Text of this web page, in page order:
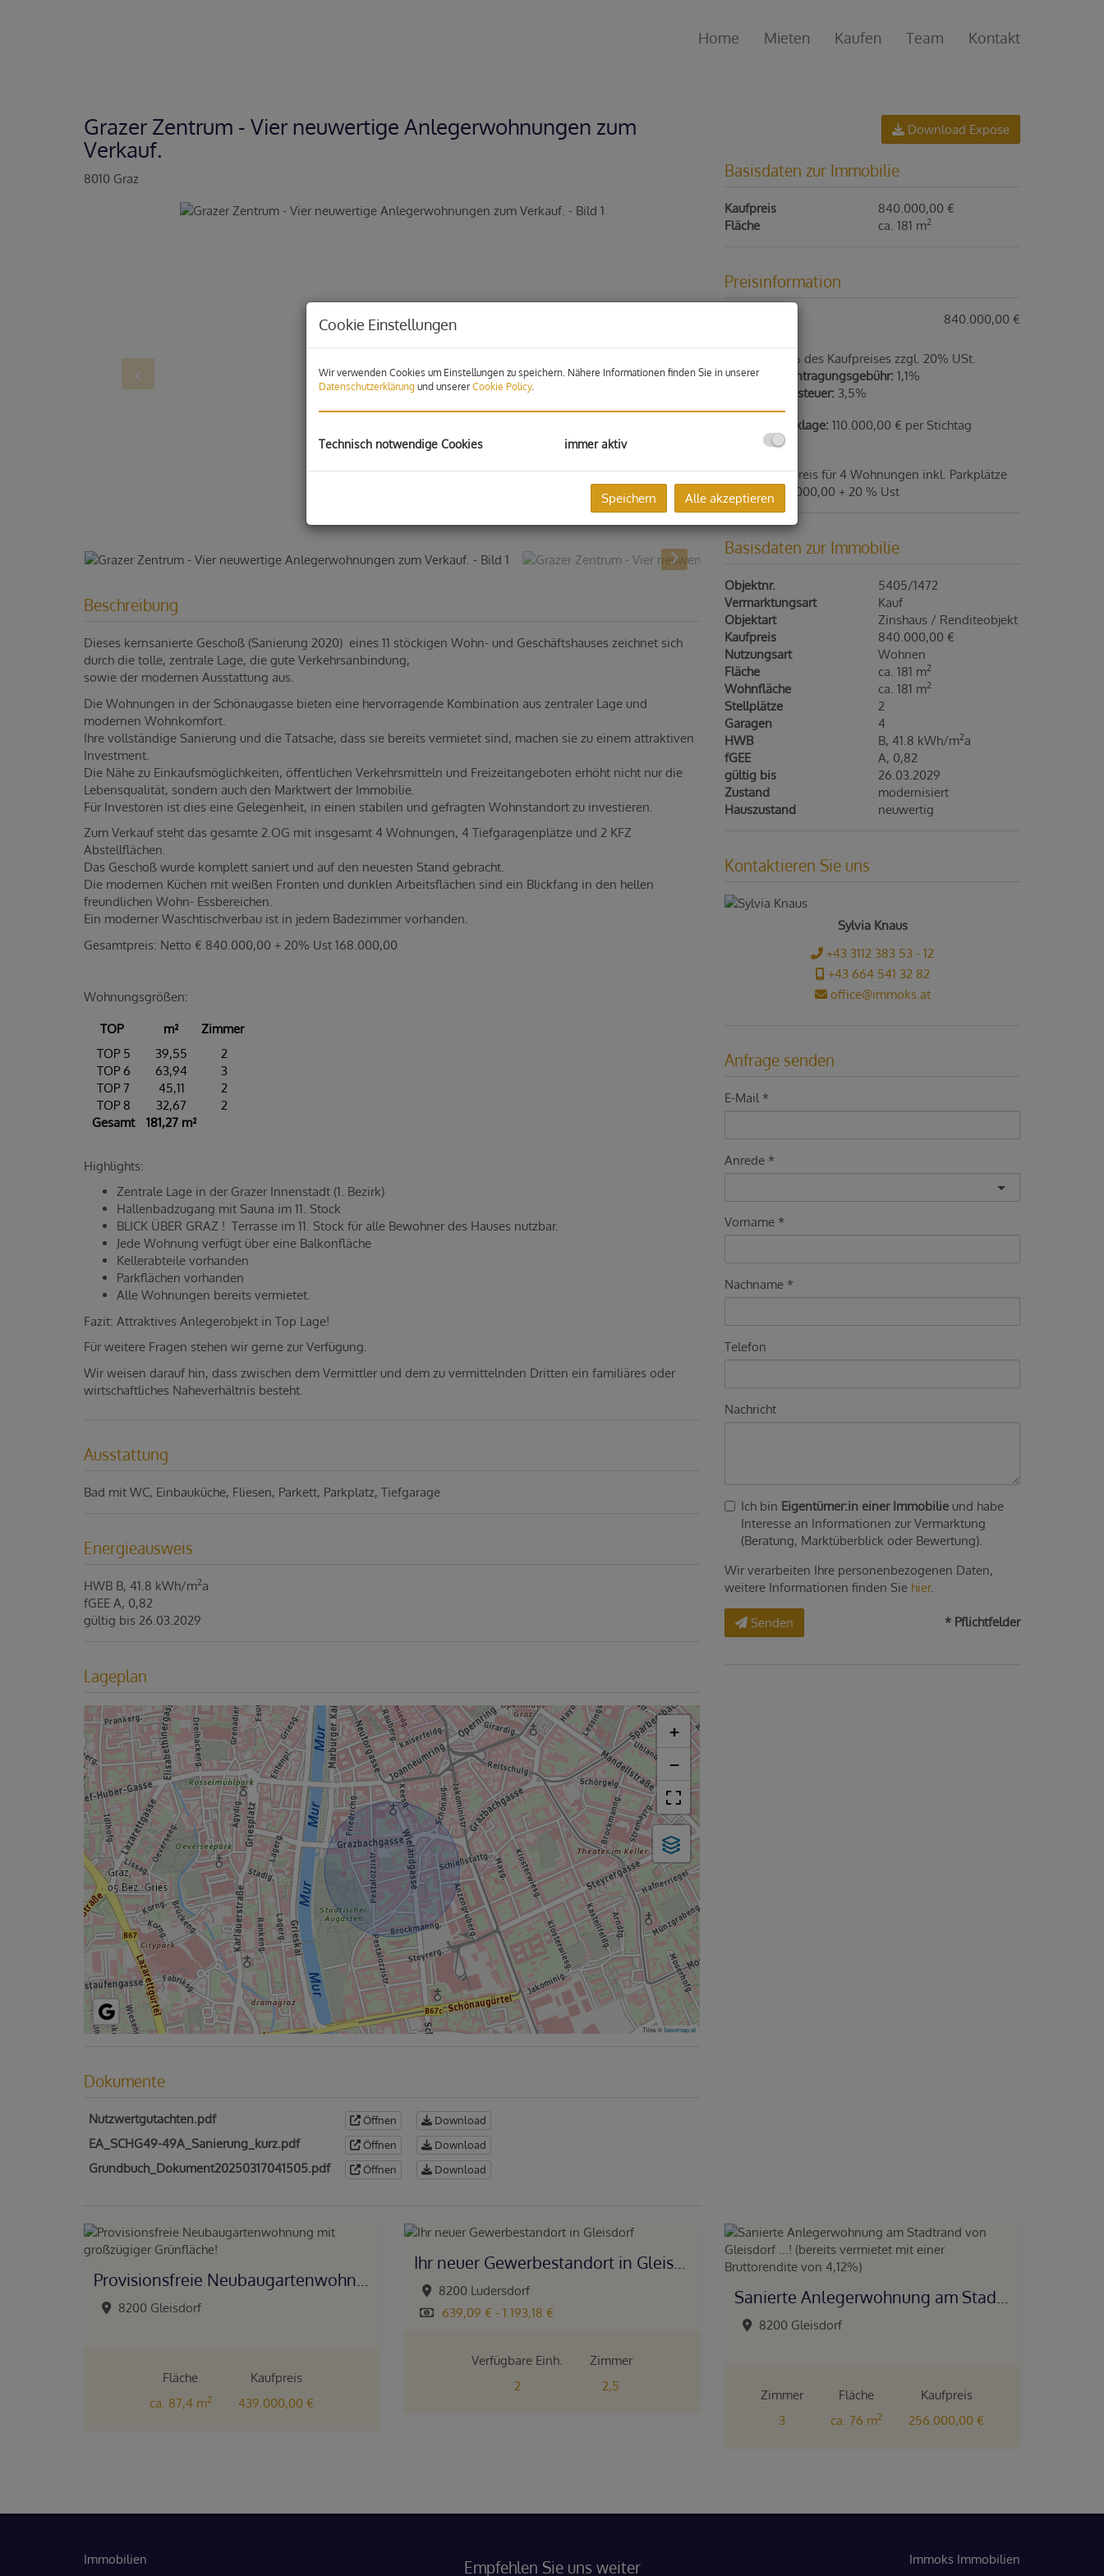
Home Mieten Kaufen Team Kontakt
Grazer Zentrum - Vier neuwertige Anlegerwohnungen zum
Verkauf.
8010 Graz
Beschreibung
Dieses kernsanierte Geschoß (Sanierung 2020) eines 11 stöckigen Wohn- und Geschäftshauses zeichnet sich
durch die tolle, zentrale Lage, die gute Verkehrsanbindung,
sowie der modernen Ausstattung aus.
Die Wohnungen in der Schönaugasse bieten eine hervorragende Kombination aus zentraler Lage und
modernen Wohnkomfort.
Ihre vollständige Sanierung und die Tatsache, dass sie bereits vermietet sind, machen sie zu einem attraktiven
Investment.
Die Nähe zu Einkaufsmöglichkeiten, öffentlichen Verkehrsmitteln und Freizeitangeboten erhöht nicht nur die
Lebensqualität, sondern auch den Marktwert der Immobilie.
Für Investoren ist dies eine Gelegenheit, in einen stabilen und gefragten Wohnstandort zu investieren.
Zum Verkauf steht das gesamte 2.OG mit insgesamt 4 Wohnungen, 4 Tiefgaragenplätze und 2 KFZ
Abstellflächen.
Das Geschoß wurde komplett saniert und auf den neuesten Stand gebracht.
Die modernen Küchen mit weißen Fronten und dunklen Arbeitsflächen sind ein Blickfang in den hellen
freundlichen Wohn- Essbereichen.
Ein moderner Waschtischverbau ist in jedem Badezimmer vorhanden.
Gesamtpreis: Netto € 840.000,00 + 20% Ust 168.000,00
Wohnungsgrößen:
TOP m²
Zimmer
TOP 5
39,55
2
TOP 6
63,94
3
TOP 7
45,11
2
TOP 8
32,67
2
Gesamt
181,27 m²
Highlights:
Zentrale Lage in der Grazer Innenstadt (1. Bezirk)
Hallenbadzugang mit Sauna im 11. Stock
BLICK ÜBER GRAZ ! Terrasse im 11. Stock für alle Bewohner des Hauses nutzbar.
Jede Wohnung verfügt über eine Balkonfläche
Kellerabteile vorhanden
Parkflächen vorhanden
Alle Wohnungen bereits vermietet.
Fazit: Attraktives Anlegerobjekt in Top Lage!
Für weitere Fragen stehen wir gerne zur Verfügung.
Wir weisen darauf hin, dass zwischen dem Vermittler und dem zu vermittelnden Dritten ein familiäres oder
wirtschaftliches Naheverhältnis besteht.
Ausstattung
Bad mit WC Einbauküche Fliesen Parkett Parkplatz Tiefgarage
Energieausweis
HWB B, 41.8 kWh/m2a
fGEE A, 0,82
gültig bis 26.03.2029
Lageplan
+
−
Tiles ©basemap.at
Dokumente
Nutzwertgutachten.pdf Öffnen Download
EA_SCHG49-49A_Sanierung_kurz.pdf Öffnen Download
Grundbuch_Dokument20250317041505.pdf Öffnen Download
Download Expose
Basisdaten zur Immobilie
Kaufpreis
840.000,00 €
Fläche
ca. 181 m2
Preisinformation
840.000,00 €
3% des Kaufpreises zzgl. 20% USt.
Grundbucheintragungsgebühr: 1,1%
Grunderwerbsteuer: 3,5%
Reparaturrücklage: 110.000,00 € per Stichtag
31.12.2024
Gesamtkaufpreis für 4 Wohnungen inkl. Parkplätze
Netto € 840.000,00 + 20 % Ust
Basisdaten zur Immobilie
Objektnr.
5405/1472
Vermarktungsart
Kauf
Objektart
Zinshaus / Renditeobjekt
Kaufpreis
840.000,00 €
Nutzungsart
Wohnen
Fläche
ca. 181 m2
Wohnfläche ca. 181 m2
Stellplätze
2
Garagen
4
HWB
B, 41.8 kWh/m2a
fGEE
A, 0,82
gültig bis
26.03.2029
Zustand
modernisiert
Hauszustand
neuwertig
Kontaktieren Sie uns
Sylvia Knaus
+43 3112 383 53 - 12
+43 664 541 32 82
office@immoks.at
Anfrage senden
E-Mail
Anrede
Vorname
Nachname
Telefon
Nachricht
Ich bin Eigentümer:in einer Immobilie und habe
Interesse an Informationen zur Vermarktung
(Beratung, Marktüberblick oder Bewertung).
Wir verarbeiten Ihre personenbezogenen Daten,
weitere Informationen finden Sie hier.
Senden * Pflichtfelder
8200 Gleisdorf
Fläche
ca. 87,4 m2
Kaufpreis
439.000,00 €
8200 Ludersdorf
639,09 € - 1.193,18 €
Verfügbare Einh.
2
Zimmer
2,5
8200 Gleisdorf
Zimmer
3
Fläche
ca. 76 m2
Kaufpreis
256.000,00 €
Immobilien Empfehlen Sie uns weiter Immoks Immobilien
Cookie Einstellungen
Wir verwenden Cookies um Einstellungen zu speichern. Nähere Informationen finden Sie in unserer
Datenschutzerklärung und unsererCookie Policy.
Technisch notwendige Cookies immer aktiv
Speichern Alle akzeptieren